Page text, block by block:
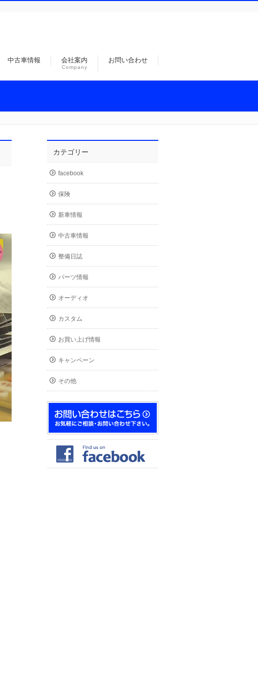
中古車情報 会社案内
Company
お問い合わせ
カテゴリー
facebook
保険
新車情報
中古車情報
整備日誌
パーツ情報
オーディオ
カスタム
お買い上げ情報
キャンペーン
その他